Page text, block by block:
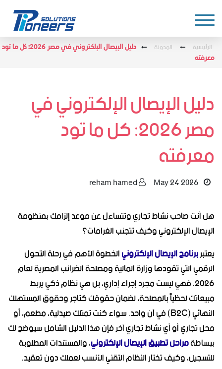
الرئيسية المدونة
دليل الإيصال الإلكتروني في مصر 2026: كل ما تود
معرفته
دليل الإيصال الإلكتروني في
مصر 2026: كل ما تود
معرفته
May 24 2026
reham hamed
هل أنت صاحب نشاط تجاري وتتساءل عن موعد إلزامك بمنظومة
الإيصال الإلكتروني وكيف تتجنب الغرامات؟
يعتبربرنامج الإيصال الإلكترونيالخطوة الأهم في رحلة التحول
الرقمي التي تقودها وزارة المالية ومصلحة الضرائب المصرية لعام
2026. فهي ليست مجرد إجراء إداري، بل هي نظام ذكي يربط
مبيعاتك لحظياً بالمصلحة، لضمان حقوقك كتاجر وحقوق المستهلك
النهائي (B2C) في آن واحد. سواء كنت تمتلك صيدلية، مطعم، أو
محل تجاري أو أي نشاط تجاري آخر فإن هذا الدليل الشامل سيوضح لك
ببساطةمراحل تطبيق الإيصال الإلكتروني، والمستندات المطلوبة
للتسجيل، وكيف تختار النظام التقني الأنسب لعملك دون تعقيد.